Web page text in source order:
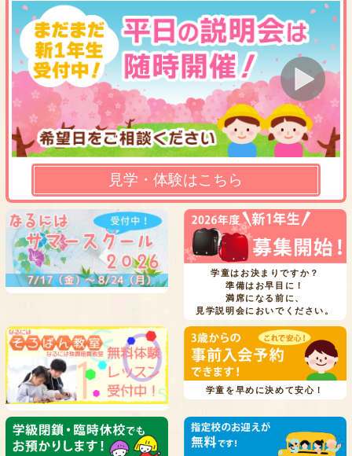
見学・体験はこちら
学童はお決まりですか？
準備はお早目に！
満席になる前に、
見学説明会においでください。
学童を早めに決めて安心！